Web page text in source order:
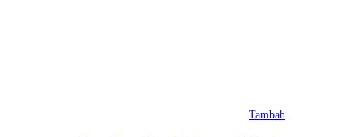
Tambah